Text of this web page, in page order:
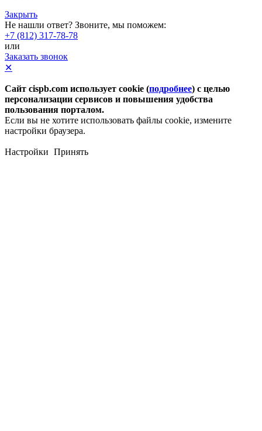
Закрыть
Не нашли ответ? Звоните, мы поможем:
+7 (812) 317-78-78
или
Заказать звонок
✕
Сайт cispb.com использует cookie (подробнее) с целью
персонализации сервисов и повышения удобства
пользования порталом.
Если вы не хотите использовать файлы cookie, измените
настройки браузера.
Настройки Принять